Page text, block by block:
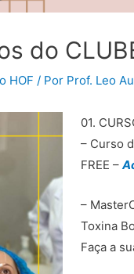
do
HOF / Por Prof. Leo
01.
– Curso
FREE –
–
Toxina
Faça a